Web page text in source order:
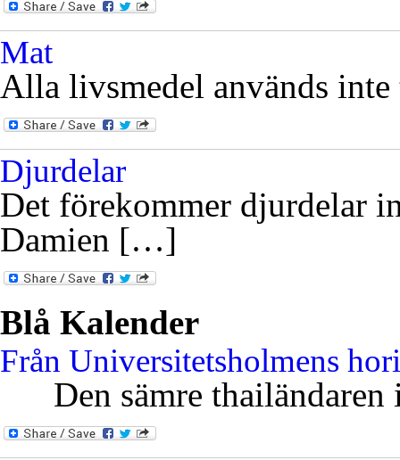
Mat
Alla livsmedel används
Djurdelar
Det förekommer djurdelar
Damien […]
Blå Kalender
Från Universitetsholmens
Den sämre thailändaren